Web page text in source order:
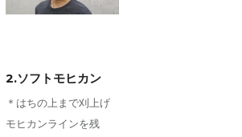
2.ソフトモヒカン
＊はちの上まで刈上げ
モヒカンラインを残